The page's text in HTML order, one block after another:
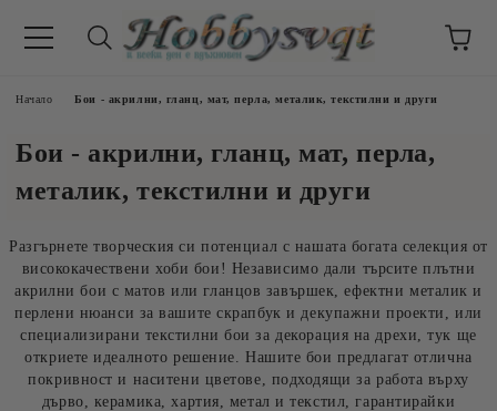
Начало Бои - акрилни, гланц, мат, перла, металик, текстилни и други
Бои - акрилни, гланц, мат, перла,
металик, текстилни и други
Разгърнете творческия си потенциал с нашата богата селекция от
висококачествени хоби бои! Независимо дали търсите плътни
акрилни бои с матов или гланцов завършек, ефектни металик и
перлени нюанси за вашите скрапбук и декупажни проекти, или
специализирани текстилни бои за декорация на дрехи, тук ще
откриете идеалното решение. Нашите бои предлагат отлична
покривност и наситени цветове, подходящи за работа върху
дърво, керамика, хартия, метал и текстил, гарантирайки